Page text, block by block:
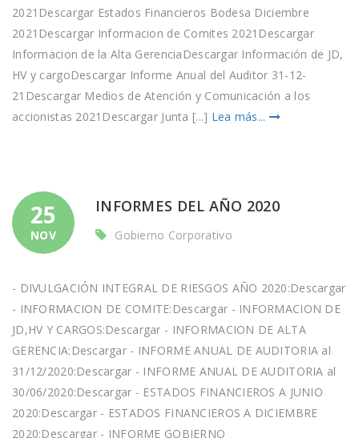
2021Descargar Estados Financieros Bodesa Diciembre
2021Descargar Informacion de Comites 2021Descargar
Informacion de la Alta GerenciaDescargar Información de JD,
HV y cargoDescargar Informe Anual del Auditor 31-12-
21Descargar Medios de Atención y Comunicación a los
accionistas 2021Descargar Junta [...] Lea más...
25
NOV
INFORMES DEL AÑO 2020
Gobierno Corporativo
- DIVULGACIÓN INTEGRAL DE RIESGOS AÑO 2020:Descargar
- INFORMACION DE COMITE:Descargar - INFORMACION DE
JD,HV Y CARGOS:Descargar - INFORMACION DE ALTA
GERENCIA:Descargar - INFORME ANUAL DE AUDITORIA al
31/12/2020:Descargar - INFORME ANUAL DE AUDITORIA al
30/06/2020:Descargar - ESTADOS FINANCIEROS A JUNIO
2020:Descargar - ESTADOS FINANCIEROS A DICIEMBRE
2020:Descargar - INFORME GOBIERNO